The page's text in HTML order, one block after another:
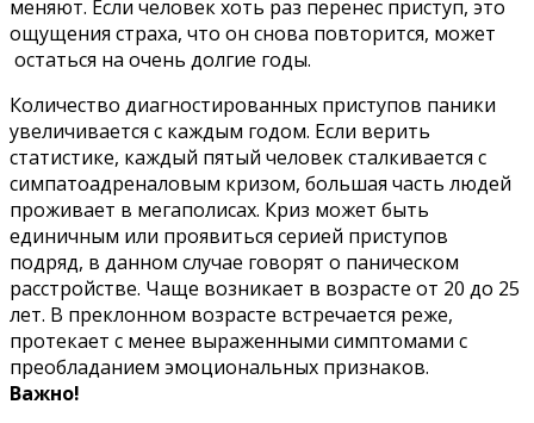
меняют. Если человек хоть раз перенес приступ, это
ощущения страха, что он снова повторится, может
остаться на очень долгие годы.
Количество диагностированных приступов паники
увеличивается с каждым годом. Если верить
статистике, каждый пятый человек сталкивается с
симпатоадреналовым кризом, большая часть людей
проживает в мегаполисах. Криз может быть
единичным или проявиться серией приступов
подряд, в данном случае говорят о паническом
расстройстве. Чаще возникает в возрасте от 20 до 25
лет. В преклонном возрасте встречается реже,
протекает с менее выраженными симптомами с
преобладанием эмоциональных признаков.
Важно!